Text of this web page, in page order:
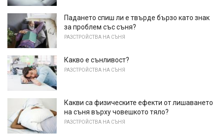
Падането спиш ли е твърде бързо като знак
за проблем със съня?
РАЗСТРОЙСТВА НА СЪНЯ
Какво е сънливост?
РАЗСТРОЙСТВА НА СЪНЯ
Какви са физическите ефекти от лишаването
на съня върху човешкото тяло?
РАЗСТРОЙСТВА НА СЪНЯ